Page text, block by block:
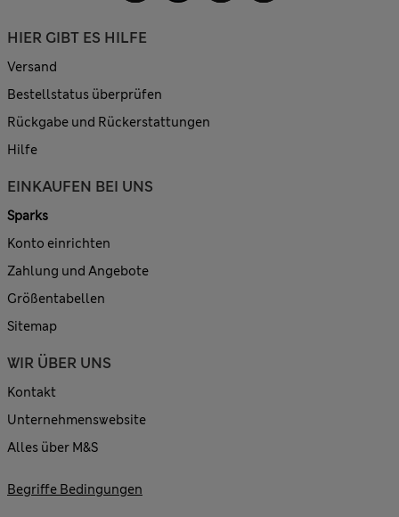
HIER GIBT ES HILFE
Versand
Bestellstatus überprüfen
Rückgabe und Rückerstattungen
Hilfe
EINKAUFEN BEI UNS
Sparks
Konto einrichten
Zahlung und Angebote
Größentabellen
Sitemap
WIR ÜBER UNS
Kontakt
Unternehmenswebsite
Alles über M&S
Begriffe Bedingungen